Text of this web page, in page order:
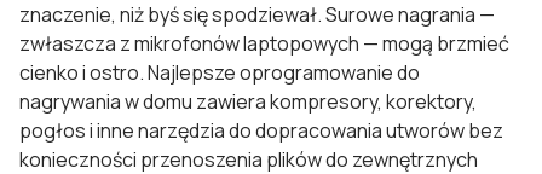
znaczenie, niż byś się spodziewał. Surowe nagrania —
zwłaszcza z mikrofonów laptopowych — mogą brzmieć
cienko i ostro. Najlepsze oprogramowanie do
nagrywania w domu zawiera kompresory, korektory,
pogłos i inne narzędzia do dopracowania utworów bez
konieczności przenoszenia plików do zewnętrznych